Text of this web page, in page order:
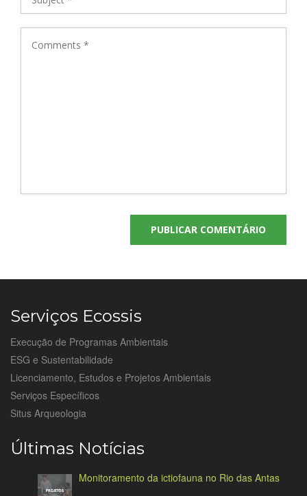
Serviços Ecossis
Execução de Programas Ambientais
ESG e Sustentabilidade
Licenciamento, Estudos e Projetos Ambientais
Serviços Específicos
Situs Arqueologia
Últimas Notícias
Monitoramento da ictiofauna no Rio das Antas